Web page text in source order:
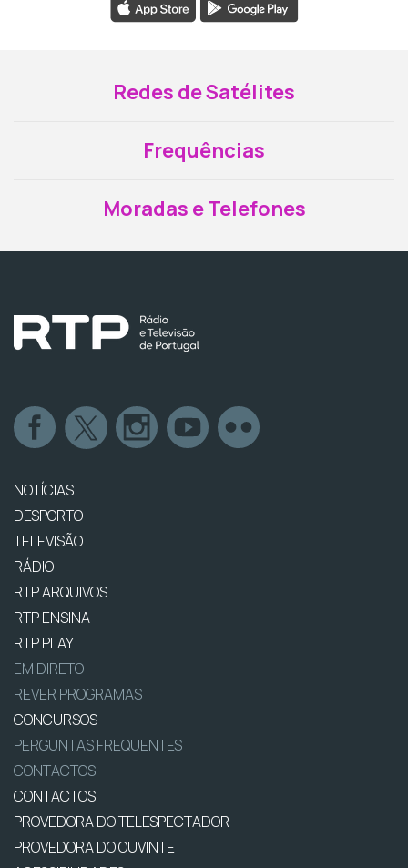
Redes de Satélites
Frequências
Moradas e Telefones
NOTÍCIAS
DESPORTO
TELEVISÃO
RÁDIO
RTP ARQUIVOS
RTP ENSINA
RTP PLAY
EM DIRETO
REVER PROGRAMAS
CONCURSOS
PERGUNTAS FREQUENTES
CONTACTOS
CONTACTOS
PROVEDORA DO TELESPECTADOR
PROVEDORA DO OUVINTE